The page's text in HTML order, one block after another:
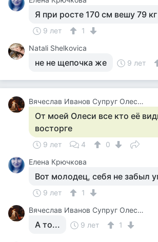
Я при росте 170 см вешу 79 кг
9 лет
1
Natali Shelkovica
не не щепочка же 9 лет
Вячеслав Иванов Супруг Олесеньки
От моей Олеси все кто её
восторге
9 лет 4
0
Елена Крючкова
Вот молодец, себя не забыл
9 лет
1
Вячеслав Иванов Супруг Олесеньки
А то... 9 лет 1